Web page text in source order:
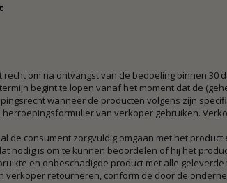
recht om na ontvangst van de bedoeling binnen
begint te lopen vanaf het moment dat de
wanneer de producten volgens zijn
herroepingsformulier van verkoper gebruiken.
de consument zorgvuldig omgaan met het
nodig is om te kunnen beoordelen of hij het
en onbeschadigde product met alle
verkoper retourneren, conform de door de